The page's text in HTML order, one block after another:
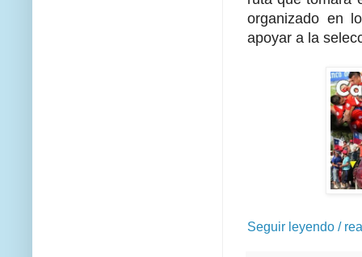
organizado en
apoyar a la
Seguir leyendo /